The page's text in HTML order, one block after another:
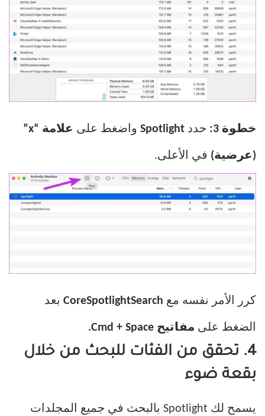
خطوة 3: حدد Spotlight واضغط على علامة “x”
(عرضية) في الأعلى.
كرر الأمر نفسه مع CoreSpotlightSearch بعد
الضغط على مفاتيح Cmd + Space.
4. تحقق من الفئات للبحث من خلال
بقعة ضوء
يسمح لك Spotlight بالبحث في جميع المجلدات